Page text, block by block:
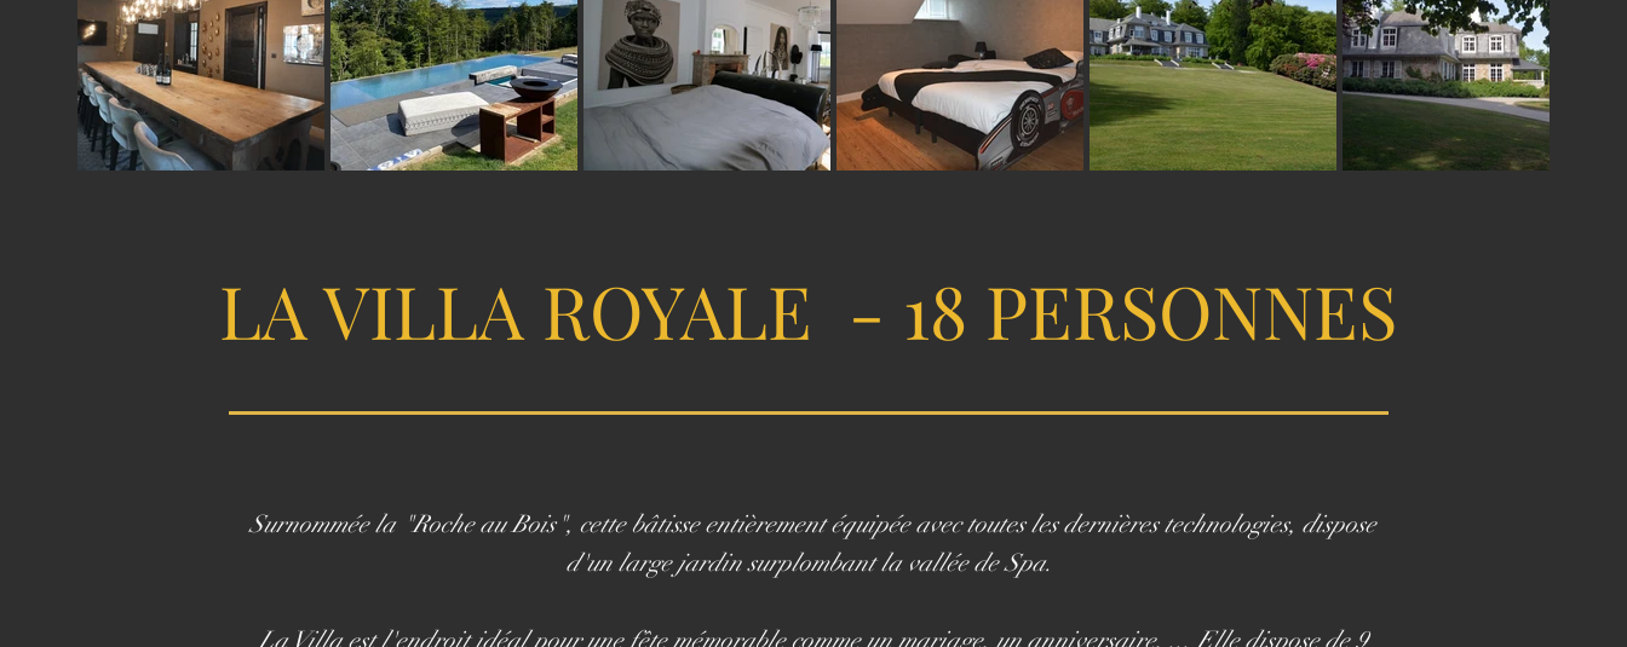
LA VILLA ROYALE - 18 PERSONNES
Surnommée la "Roche au Bois", cette bâtisse entièrement équipée avec toutes les dernières technologies, dispose
d'un large jardin surplombant la vallée de Spa.
La Villa est l'endroit idéal pour une fête mémorable comme un mariage, un anniversaire, ... Elle dispose de 9